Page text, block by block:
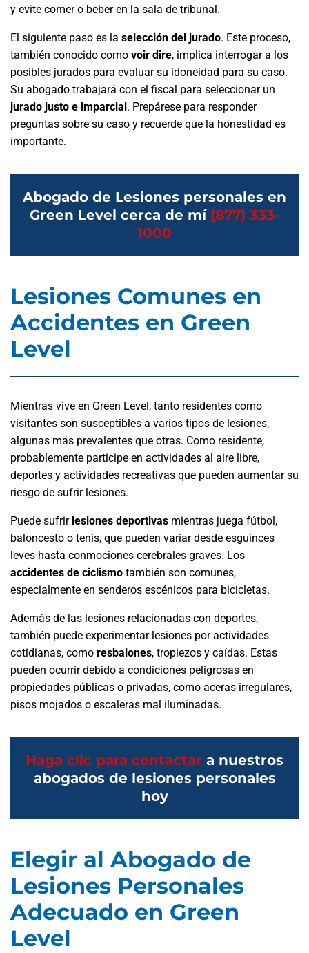
y evite comer o beber en la sala de tribunal.
El siguiente paso es la selección del jurado. Este proceso,
también conocido como voir dire, implica interrogar a los
posibles jurados para evaluar su idoneidad para su caso.
Su abogado trabajará con el fiscal para seleccionar un
jurado justo e imparcial. Prepárese para responder
preguntas sobre su caso y recuerde que la honestidad es
importante.
Abogado de Lesiones personales en
Green Level cerca de mí (877) 333-
1000
Lesiones Comunes en
Accidentes en Green
Level
Mientras vive en Green Level, tanto residentes como
visitantes son susceptibles a varios tipos de lesiones,
algunas más prevalentes que otras. Como residente,
probablemente participe en actividades al aire libre,
deportes y actividades recreativas que pueden aumentar su
riesgo de sufrir lesiones.
Puede sufrir lesiones deportivas mientras juega fútbol,
baloncesto o tenis, que pueden variar desde esguinces
leves hasta conmociones cerebrales graves. Los
accidentes de ciclismo también son comunes,
especialmente en senderos escénicos para bicicletas.
Además de las lesiones relacionadas con deportes,
también puede experimentar lesiones por actividades
cotidianas, como resbalones, tropiezos y caídas. Estas
pueden ocurrir debido a condiciones peligrosas en
propiedades públicas o privadas, como aceras irregulares,
pisos mojados o escaleras mal iluminadas.
Haga clic para contactar a nuestros
abogados de lesiones personales
hoy
Elegir al Abogado de
Lesiones Personales
Adecuado en Green
Level